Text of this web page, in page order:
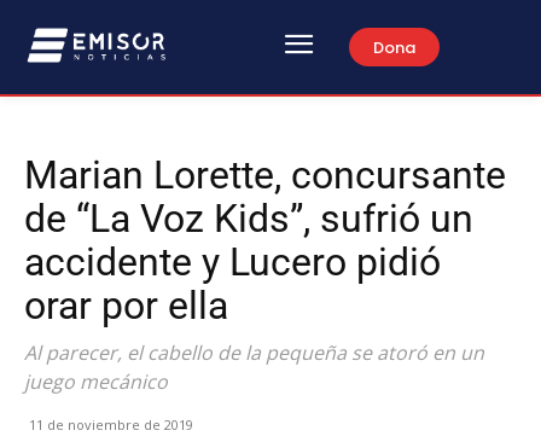
Dona
Marian Lorette, concursante
de “La Voz Kids”, sufrió un
accidente y Lucero pidió
orar por ella
Al parecer, el cabello de la pequeña se atoró en un
juego mecánico
11 de noviembre de 2019